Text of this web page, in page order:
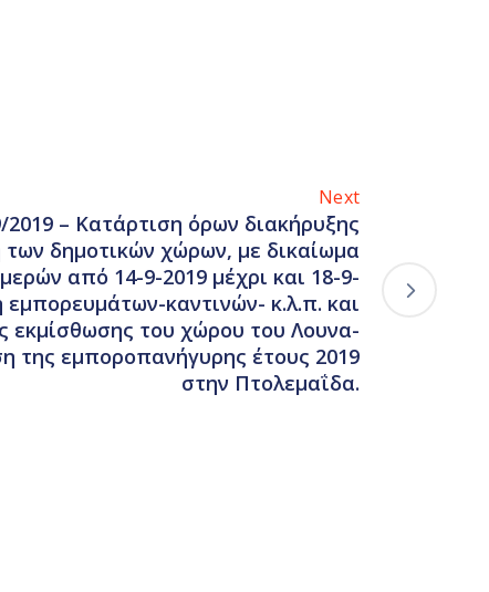
Next
– Κατάρτιση όρων διακήρυξης
των δημοτικών χώρων, με δικαίωμα
από 14-9-2019 μέχρι και 18-9-
εμπορευμάτων-καντινών- κ.λ.π. και
εκμίσθωσης του χώρου του Λουνα-
της εμποροπανήγυρης έτους 2019
στην Πτολεμαΐδα.